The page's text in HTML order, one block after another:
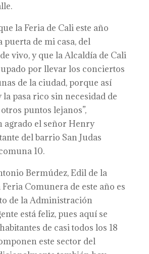
la Feria de Cali este año
puerta de mi casa, del
vivo, y que la Alcaldía de Cali
por llevar los conciertos
de la ciudad, porque así
pasa rico sin necesidad de
puntos lejanos”,
agrado el señor Henry
del barrio San Judas
10.
Bermúdez, Edil de la
Comunera de este año es
de la Administración
está feliz, pues aquí se
de casi todos los 18
este sector del